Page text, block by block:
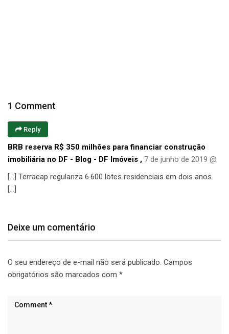
1 Comment
Reply
BRB reserva R$ 350 milhões para financiar construção
imobiliária no DF - Blog - DF Imóveis , 7 de junho de 2019 @
[…] Terracap regulariza 6.600 lotes residenciais em dois anos
[…]
Deixe um comentário
O seu endereço de e-mail não será publicado. Campos
obrigatórios são marcados com *